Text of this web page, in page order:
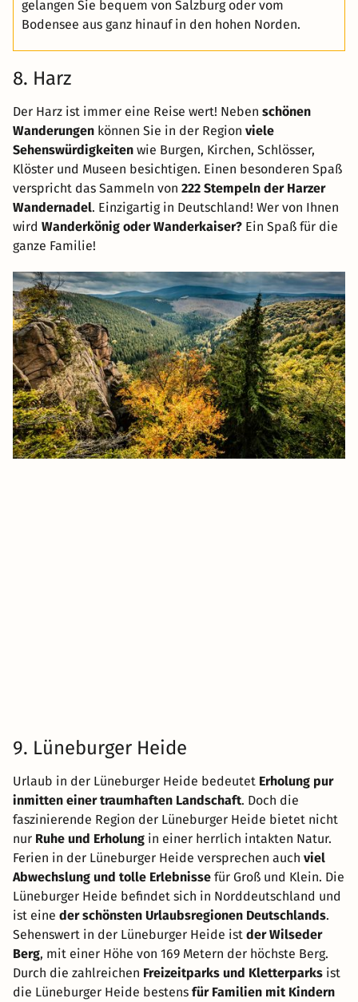
gelangen Sie bequem von Salzburg oder vom
Bodensee aus ganz hinauf in den hohen Norden.
8. Harz
Der Harz ist immer eine Reise wert! Neben schönen
Wanderungen können Sie in der Region viele
Sehenswürdigkeiten wie Burgen, Kirchen, Schlösser,
Klöster und Museen besichtigen. Einen besonderen Spaß
verspricht das Sammeln von 222 Stempeln der Harzer
Wandernadel. Einzigartig in Deutschland! Wer von Ihnen
wird Wanderkönig oder Wanderkaiser? Ein Spaß für die
ganze Familie!
9. Lüneburger Heide
Urlaub in der Lüneburger Heide bedeutet Erholung pur
inmitten einer traumhaften Landschaft. Doch die
faszinierende Region der Lüneburger Heide bietet nicht
nur Ruhe und Erholung in einer herrlich intakten Natur.
Ferien in der Lüneburger Heide versprechen auch viel
Abwechslung und tolle Erlebnisse für Groß und Klein. Die
Lüneburger Heide befindet sich in Norddeutschland und
ist eine der schönsten Urlaubsregionen Deutschlands.
Sehenswert in der Lüneburger Heide ist der Wilseder
Berg, mit einer Höhe von 169 Metern der höchste Berg.
Durch die zahlreichen Freizeitparks und Kletterparks ist
die Lüneburger Heide bestens für Familien mit Kindern